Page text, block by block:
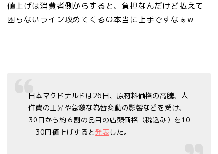
値上げは消費者側からすると、負担なんだけど払えて
困らないライン攻めてくるの本当に上手ですなぁw
日本マクドナルドは26日、原材料価格の高騰、人
件費の上昇や急激な為替変動の影響などを受け、
30日から約６割の品目の店頭価格（税込み）を10
－30円値上げすると発表 した。